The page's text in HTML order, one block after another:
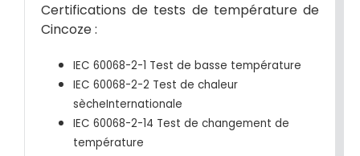
Certifications de tests de température de
Cincoze :
IEC 60068-2-1 Test de basse température
IEC 60068-2-2 Test de chaleur
sècheInternationale
IEC 60068-2-14 Test de changement de
température